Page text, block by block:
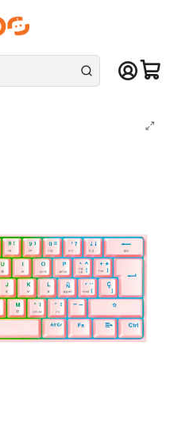
lunes a sábado en el gran
Teclados Mecánicos
MK857 Sakura Edition